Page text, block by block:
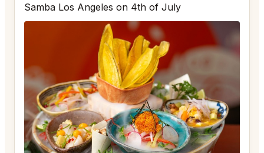
Samba Los Angeles on 4th of July